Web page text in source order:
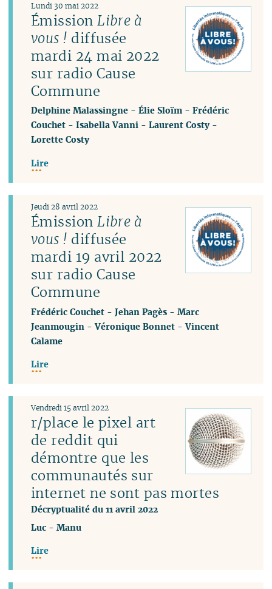
ÉmissionLibre à
vous ! diffusée
mardi 24 mai 2022
sur radio Cause
Commune
Lundi 30 mai 2022
Delphine Malassingne -Élie Sloïm -Frédéric
Couchet -Isabella Vanni -Laurent Costy-
Lorette Costy
Lire
ÉmissionLibre à
vous ! diffusée
mardi 19 avril 2022
sur radio Cause
Commune
Jeudi 28 avril 2022
Frédéric Couchet -Jehan Pagès -Marc
Jeanmougin -Véronique Bonnet -Vincent
Calame
Lire
r/place le pixel art
de reddit qui
démontre que les
communautés sur
internet ne sont pas mortes
Décryptualité du 11 avril 2022
Vendredi 15 avril 2022
Luc -Manu
Lire